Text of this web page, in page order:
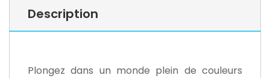
Description
Plongez dans un monde plein de couleurs